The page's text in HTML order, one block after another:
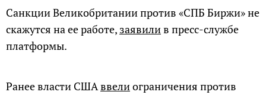
Санкции Великобритании против «СПБ Биржи» не
скажутся на ее работе, заявилив пресс-службе
платформы.
Ранее власти СШАввелиограничения против